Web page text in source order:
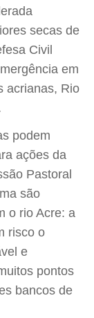
secas de
Civil
em
acrianas, Rio
podem
ações da
Pastoral
são
o rio Acre: a
risco o
e
pontos
bancos de